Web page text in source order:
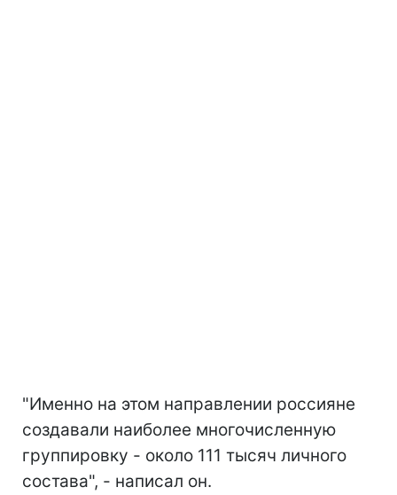
"Именно на этом направлении россияне
создавали наиболее многочисленную
группировку - около 111 тысяч личного
состава", - написал он.